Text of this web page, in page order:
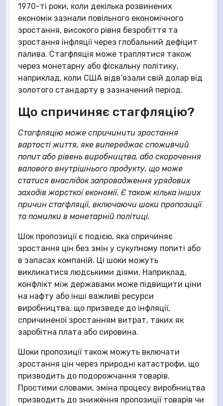
1970-ті роки, коли декілька розвинених
економік зазнали повільного економічного
зростання, високого рівня безробіття та
зростання інфляції через глобальний дефіцит
палива. Стагфляція може траплятися також
через монетарну або фіскальну політику,
наприклад, коли США відв’язали свій долар від
золотого стандарту в зазначений період.
Що спричиняє стагфляцію?
Стагфляцію може спричинити зростання
вартості життя, яке випереджає споживчий
попит або рівень виробництва, або скорочення
валового внутрішнього продукту, що може
статися внаслідок запровадження урядових
заходів жорсткої економії. Є також кілька інших
причин стагфляції, включаючи шоки пропозиції
та помилки в монетарній політиці.
Шок пропозиції є подією, яка спричиняє
зростання цін без змін у сукупному попиті або
в запасах компаній. Ці шоки можуть
викликатися людськими діями. Наприклад,
конфлікт між державами може підвищити ціни
на нафту або інші важливі ресурси
виробництва, що призведе до інфляції,
спричиненої зростанням витрат, таких як
заробітна плата або сировина.
Шоки пропозиції також можуть включати
зростання цін через природні катастрофи, що
призводить до подорожчання товарів.
Простими словами, зміна процесу виробництва
призводить до зниження пропозиції товарів чи